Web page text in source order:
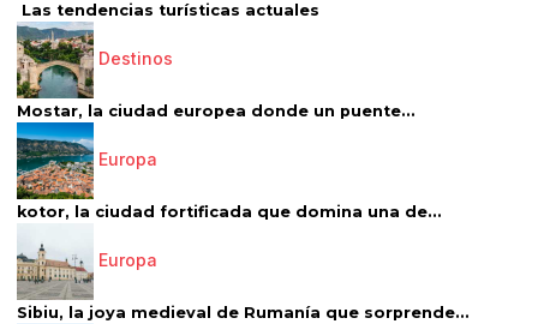
Las tendencias turísticas actuales
Destinos
Mostar, la ciudad europea donde un puente...
Europa
kotor, la ciudad fortificada que domina una de...
Europa
Sibiu, la joya medieval de Rumanía que sorprende...